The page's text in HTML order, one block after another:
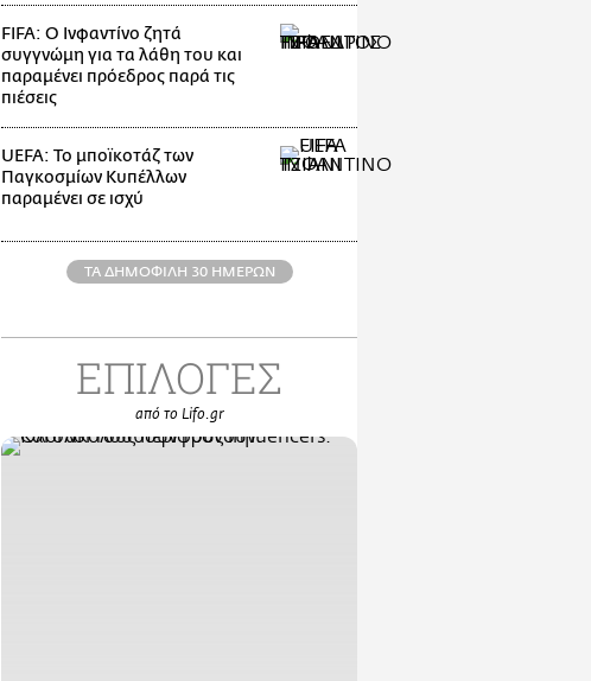
FIFA: Ο Ινφαντίνο ζητά
συγγνώμη για τα λάθη του και
παραμένει πρόεδρος παρά τις
πιέσεις
UEFA: Το μποϊκοτάζ των
Παγκοσμίων Κυπέλλων
παραμένει σε ισχύ
ΤΑ ΔΗΜΟΦΙΛΗ 30 ΗΜΕΡΩΝ
ΕΠΙΛΟΓΕΣ
από το Lifo.gr